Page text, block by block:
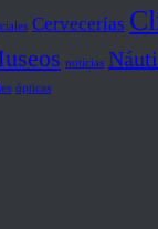
Cervecerías
noticias
ópticas